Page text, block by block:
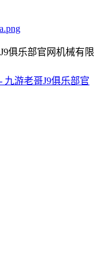
九游老哥J9俱乐部官